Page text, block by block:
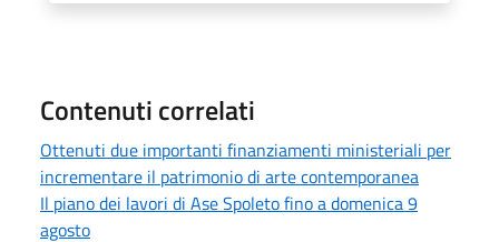
Contenuti correlati
Ottenuti due importanti finanziamenti ministeriali per
incrementare il patrimonio di arte contemporanea
Il piano dei lavori di Ase Spoleto fino a domenica 9
agosto